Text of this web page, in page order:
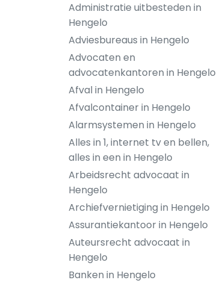
Administratie uitbesteden in
Hengelo
Adviesbureaus in Hengelo
Advocaten en
advocatenkantoren in Hengelo
Afval in Hengelo
Afvalcontainer in Hengelo
Alarmsystemen in Hengelo
Alles in 1, internet tv en bellen,
alles in een in Hengelo
Arbeidsrecht advocaat in
Hengelo
Archiefvernietiging in Hengelo
Assurantiekantoor in Hengelo
Auteursrecht advocaat in
Hengelo
Banken in Hengelo